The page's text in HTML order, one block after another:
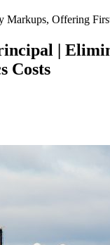
Offering
|
Costs